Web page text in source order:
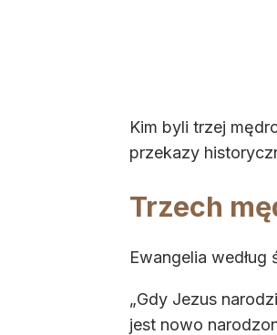
Kim byli trzej
przekazy
Trzech
Ewangelia
„Gdy Jezus
jest nowo